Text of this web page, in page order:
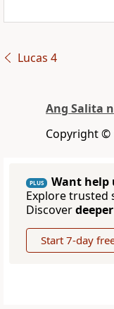
Lucas 4
Ang Salita
Copyright ©
PLUS
Want help
Explore trusted
Discover
Start 7-day